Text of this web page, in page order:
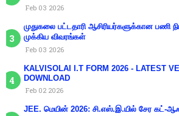
Feb 03 2026
முதுகலை பட்டதாரி ஆசிரியர்களுக்கான பணி
முக்கிய விவரங்கள்
Feb 03 2026
KALVISOLAI I.T FORM 2026 - LATEST
DOWNLOAD
Feb 02 2026
JEE. மெயின் 2026: சி.எஸ்.இ.யில் சேர கட்-